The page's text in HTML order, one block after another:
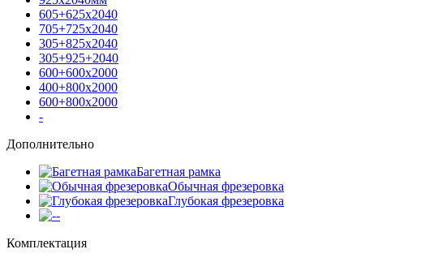
605+625х2040
705+725х2040
305+825х2040
305+925+2040
600+600х2000
400+800х2000
600+800х2000
-
Дополнительно
Багетная рамка
Обычная фрезеровка
Глубокая фрезеровка
-
Комплектация